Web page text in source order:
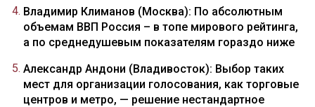
Владимир Климанов (Москва): По абсолютным
объемам ВВП Россия – в топе мирового рейтинга,
а по среднедушевым показателям гораздо ниже
Александр Андони (Владивосток): Выбор таких
мест для организации голосования, как торговые
центров и метро, — решение нестандартное